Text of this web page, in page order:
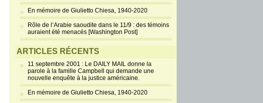
En mémoire de Giulietto Chiesa, 1940-2020
Rôle de l’Arabie saoudite dans le 11/9 : des témoins
auraient été menacés [Washington Post]
ARTICLES RÉCENTS
11 septembre 2001 : Le DAILY MAIL donne la
parole à la famille Campbell qui demande une
nouvelle enquête à la justice américaine.
En mémoire de Giulietto Chiesa, 1940-2020